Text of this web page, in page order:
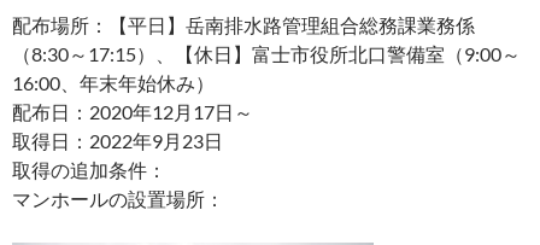
配布場所：【平日】岳南排水路管理組合総務課業務係
（8:30～17:15）、【休日】富士市役所北口警備室（9:00～
16:00、年末年始休み）
配布日：2020年12月17日～
取得日：2022年9月23日
取得の追加条件：
マンホールの設置場所：